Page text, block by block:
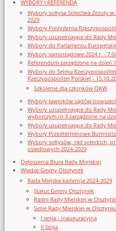
WYBORY I REFERENDA
Wybory sołtysa Sołectwa Zezuty
2029
Wybory Prezydenta
Wybory uzupełniające do Rady
Wybory do Parlamentu
Wybory samorządowe 2024 r. -
Referendum zarządzone na dzień
Wybory do Sejmu
Rzeczypospolitej Polskiej -
Szkolenie dla członków OKW
Wybory ławników sądów
Wybory uzupełniające do Rady
wyborczym nr 3 zarządzone na
Wybory uzupełniające do Rady
Wybory Przedterminowe
Wybory sołtysów, rad sołeckich,
osiedlowych 2024-2029
Ogłoszenia Biura Rady Miejskiej
Władze Gminy Olsztynek
Rada Miejska kadencja 2024-2029
Statut Gminy Olsztynek
Radni Rady Miejskiej w
Sesje Rady Miejskiej w
I sesja - inauguracyjna
II Sesja